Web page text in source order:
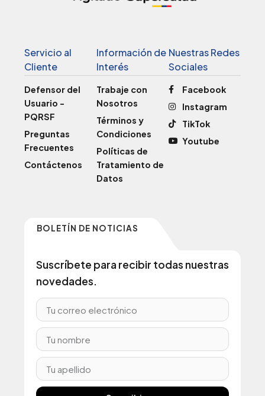
Servicio al
Cliente
Defensor del
Usuario -
PQRSF
Preguntas
Frecuentes
Contáctenos
Información de
Interés
Trabaje con
Nosotros
Términos y
Condiciones
Políticas de
Tratamiento de
Datos
Nuestras Redes
Sociales
Facebook
Instagram
TikTok
Youtube
BOLETÍN DE NOTICIAS
Suscríbete para recibir todas nuestras
novedades.